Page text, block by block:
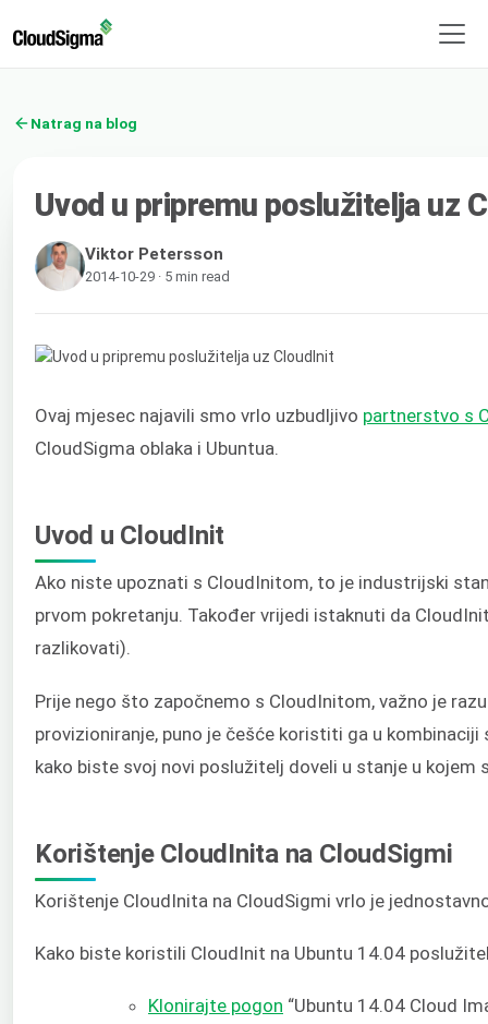
Natrag na blog
Uvod u pripremu poslužitelja uz
Viktor Petersson
2014-10-29 · 5 min read
Ovaj mjesec najavili smo vrlo uzbudljivo partnerstvo s
CloudSigma oblaka i Ubuntua.
Uvod u CloudInit
Ako niste upoznati s CloudInitom, to je industrijski
prvom pokretanju. Također vrijedi istaknuti da
razlikovati).
Prije nego što započnemo s CloudInitom, važno je
provizioniranje, puno je češće koristiti ga u
kako biste svoj novi poslužitelj doveli u stanje u
Korištenje CloudInita na CloudSigmi
Korištenje CloudInita na CloudSigmi vrlo je
Kako biste koristili CloudInit na Ubuntu 14.04
Klonirajte pogon “Ubuntu 14.04 Cloud